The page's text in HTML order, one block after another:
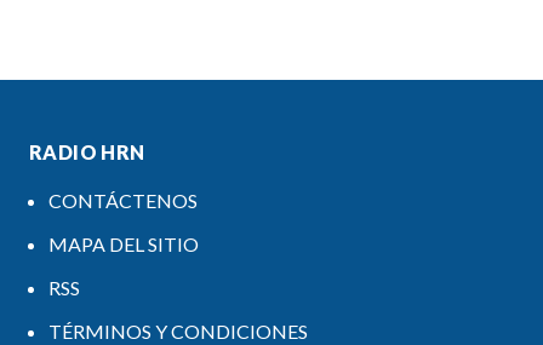
RADIO HRN
CONTÁCTENOS
MAPA DEL SITIO
RSS
TÉRMINOS Y CONDICIONES